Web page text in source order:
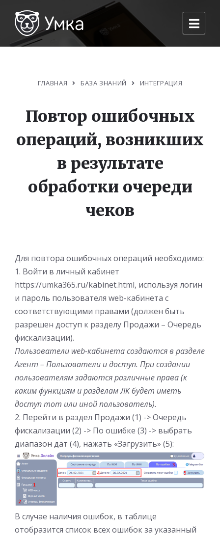
ГЛАВНАЯ БАЗА ЗНАНИЙ ИНТЕГРАЦИЯ
Повтор ошибочных
операций, возникших
в результате
обработки очереди
чеков
Для повтора ошибочных операций необходимо:
1. Войти в личный кабинет
https://umka365.ru/kabinet.html, используя логин
и пароль пользователя web-кабинета с
соответствующими правами (должен быть
разрешен доступ к разделу Продажи – Очередь
фискализации).
Пользователи web-кабинета создаются в разделе
Агент – Пользователи и доступ. При создании
пользователям задаются различные права (к
каким функциям и разделам ЛК будет иметь
доступ тот или иной пользователь).
2. Перейти в раздел Продажи (1) -> Очередь
фискализации (2) -> По ошибке (3) -> выбрать
диапазон дат (4), нажать «Загрузить» (5):
В случае наличия ошибок, в таблице
отобразится список всех ошибок за указанный